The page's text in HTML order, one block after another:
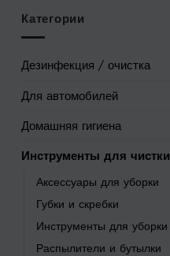
Категории
Дезинфекция / очистка
Для автомобилей
Домашняя гигиена
Инструменты для чистки
Аксессуары для уборки
Губки и скребки
Инструменты для уборки
Распылители и бутылки